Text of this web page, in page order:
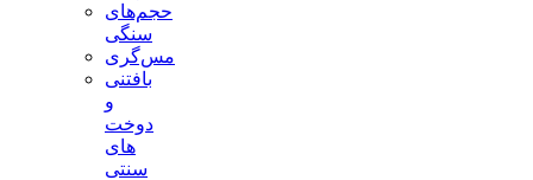
حجم‌های
سنگی
مس‌گری
بافتنی‌
و
دوخت
های
سنتی